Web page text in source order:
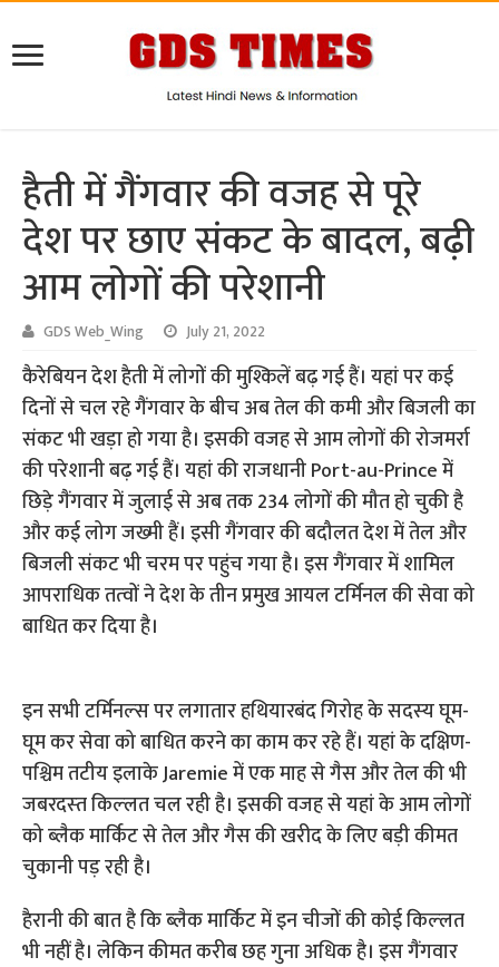
हैती में गैंगवार की वजह से पूरे
देश पर छाए संकट के बादल, बढ़ी
आम लोगों की परेशानी
GDS Web_Wing July 21, 2022
कैरेबियन देश हैती में लोगों की मुश्किलें बढ़ गई हैं। यहां पर कई
दिनों से चल रहे गैंगवार के बीच अब तेल की कमी और बिजली का
संकट भी खड़ा हो गया है। इसकी वजह से आम लोगों की रोजमर्रा
की परेशानी बढ़ गई हैं। यहां की राजधानी Port-au-Prince में
छिड़े गैंगवार में जुलाई से अब तक 234 लोगों की मौत हो चुकी है
और कई लोग जख्‍मी हैं। इसी गैंगवार की बदौलत देश में तेल और
बिजली संकट भी चरम पर पहुंच गया है। इस गैंगवार में शामिल
आपराधिक तत्‍वों ने देश के तीन प्रमुख आयल टर्मिनल की सेवा को
बाधित कर दिया है।
इन सभी टर्मिनल्‍स पर लगातार हथियारबंद गिरोह के सदस्‍य घूम-
घूम कर सेवा को बाधित करने का काम कर रहे हैं। यहां के दक्षिण-
पश्चिम तटीय इलाके Jaremie में एक माह से गैस और तेल की भी
जबरदस्‍त किल्‍लत चल रही है। इसकी वजह से यहां के आम लोगों
को ब्‍लैक मार्किट से तेल और गैस की खरीद के लिए बड़ी कीमत
चुकानी पड़ रही है।
हैरानी की बात है कि ब्‍लैक मार्किट में इन चीजों की कोई किल्‍लत
भी नहीं है। लेकिन कीमत करीब छह गुना अधिक है। इस गैंगवार